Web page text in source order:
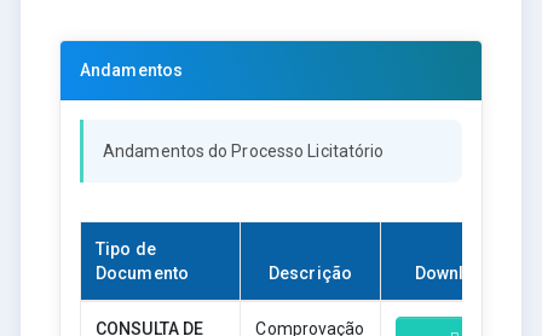
Andamentos
Andamentos do Processo Licitatório
Tipo de
Documento
Descrição Download
CONSULTA DE Comprovação